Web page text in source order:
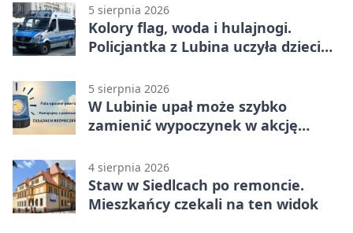
5 sierpnia 2026
Kolory flag, woda i hulajnogi.
Policjantka z Lubina uczyła dzieci
5 sierpnia 2026
W Lubinie upał może szybko
zamienić wypoczynek w akcję
4 sierpnia 2026
Staw w Siedlcach po remoncie.
Mieszkańcy czekali na ten widok